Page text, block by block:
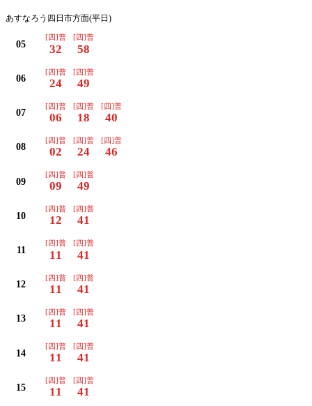
あすなろう四日市方面(平日)
05
[四]普
32
[四]普
58
06
[四]普
24
[四]普
49
07
[四]普
06
[四]普
18
[四]普
40
08
[四]普
02
[四]普
24
[四]普
46
09
[四]普
09
[四]普
49
10
[四]普
12
[四]普
41
11
[四]普
11
[四]普
41
12
[四]普
11
[四]普
41
13
[四]普
11
[四]普
41
14
[四]普
11
[四]普
41
15
[四]普
11
[四]普
41